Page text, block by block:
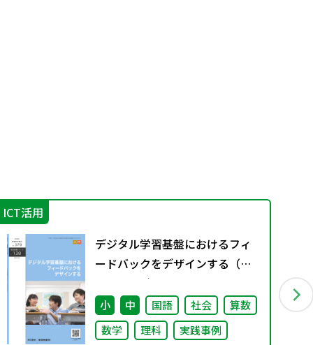
ICT活用
デジタル学習基盤におけるフィ
ードバックをデザインする（特
別課題138）
小 中 国語 社会
算数
数学
理科 実践事例